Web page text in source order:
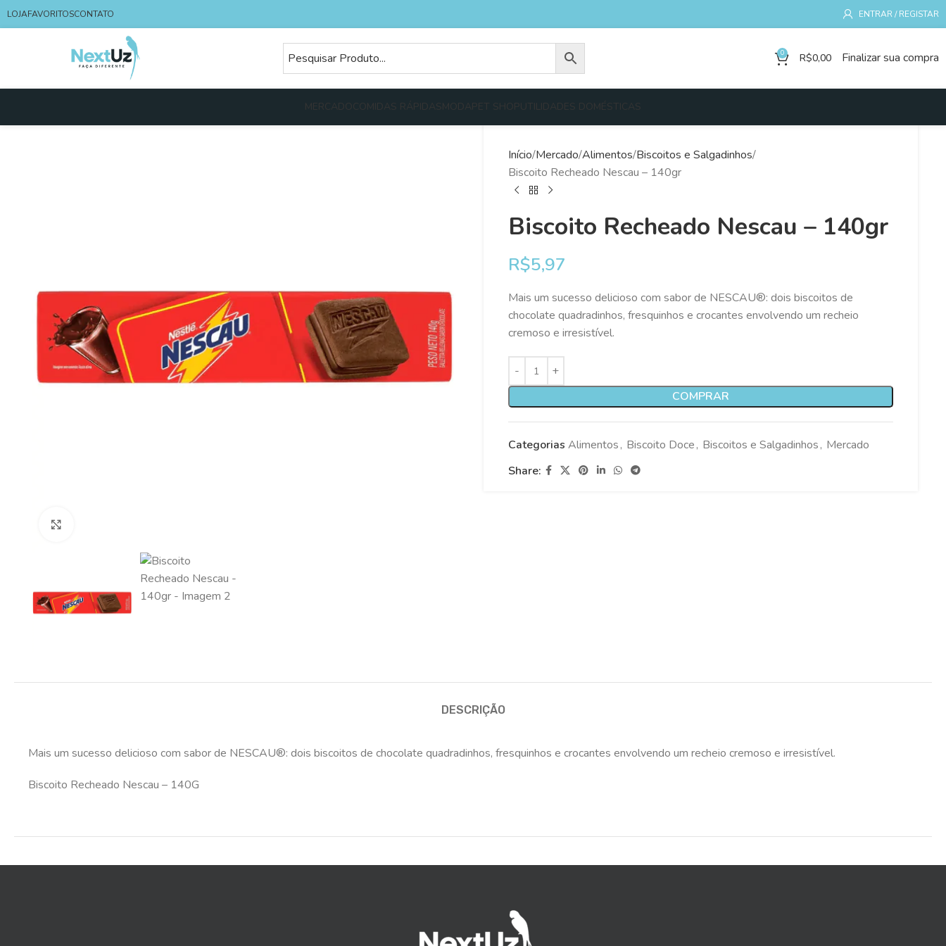
LOJAFAVORITOSCONTATO ENTRAR / REGISTAR
0 R$0,00 Finalizar sua compra
MERCADO COMIDAS RÁPIDAS MODAPET SHOP UTILIDADES DOMÉSTICAS
Início Mercado Alimentos Biscoitos e Salgadinhos
Biscoito Recheado Nescau – 140gr
Biscoito Recheado Nescau – 140gr
R$5,97
Mais um sucesso delicioso com sabor de NESCAU®: dois biscoitos de
chocolate quadradinhos, fresquinhos e crocantes envolvendo um recheio
cremoso e irresistível.
COMPRAR
Categorias Alimentos, Biscoito Doce, Biscoitos e Salgadinhos, Mercado
Share:
DESCRIÇÃO
Mais um sucesso delicioso com sabor de NESCAU®: dois biscoitos de chocolate quadradinhos, fresquinhos e crocantes envolvendo um recheio cremoso e irresistível.
Biscoito Recheado Nescau – 140G